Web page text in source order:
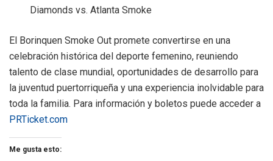
Diamonds vs. Atlanta Smoke
El Borinquen Smoke Out promete convertirse en una
celebración histórica del deporte femenino, reuniendo
talento de clase mundial, oportunidades de desarrollo para
la juventud puertorriqueña y una experiencia inolvidable para
toda la familia. Para información y boletos puede acceder a
PRTicket.com
Me gusta esto: